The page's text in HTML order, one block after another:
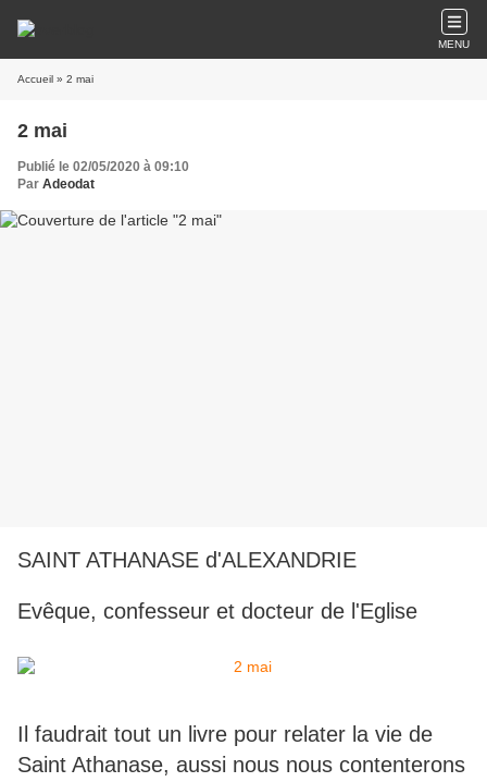
MENU
Accueil » 2 mai
2 mai
Publié le 02/05/2020 à 09:10
Par Adeodat
SAINT ATHANASE d'ALEXANDRIE
Evêque, confesseur et docteur de l'Eglise
Il faudrait tout un livre pour relater la vie de
Saint Athanase, aussi nous nous contenterons